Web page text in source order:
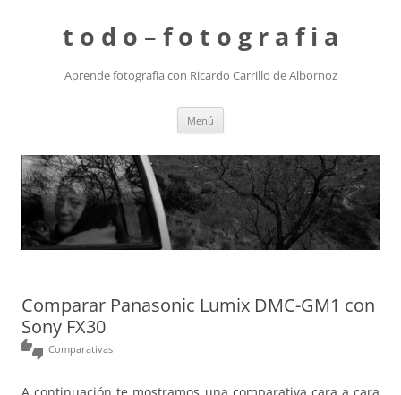
t o d o – f o t o g r a f i a
Aprende fotografía con Ricardo Carrillo de Albornoz
Menú
Comparar Panasonic Lumix DMC-GM1 con
Sony FX30
thumbs_up_down Comparativas